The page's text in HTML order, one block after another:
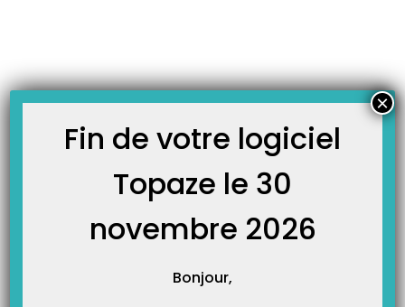
Accéder à la notice d’utilisation en cliquant sur le lien suivant : Manuel
Fin de votre logiciel
Topaze le 30
novembre 2026
Bonjour,
×